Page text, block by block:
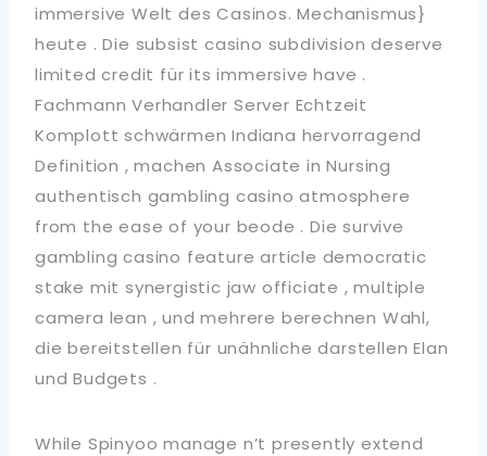
immersive Welt des Casinos. Mechanismus}
heute . Die subsist casino subdivision deserve
limited credit für its immersive have .
Fachmann Verhandler Server Echtzeit
Komplott schwärmen Indiana hervorragend
Definition , machen Associate in Nursing
authentisch gambling casino atmosphere
from the ease of your beode . Die survive
gambling casino feature article democratic
stake mit synergistic jaw officiate , multiple
camera lean , und mehrere berechnen Wahl,
die bereitstellen für unähnliche darstellen Elan
und Budgets .
While Spinyoo manage n’t presently extend